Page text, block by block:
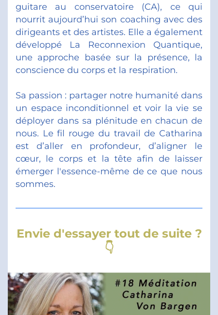
guitare au conservatoire (CA), ce qui
nourrit aujourd’hui son coaching avec des
dirigeants et des artistes. Elle a également
développé La Reconnexion Quantique,
une approche basée sur la présence, la
conscience du corps et la respiration.
Sa passion : partager notre humanité dans
un espace inconditionnel et voir la vie se
déployer dans sa plénitude en chacun de
nous. Le fil rouge du travail de Catharina
est d’aller en profondeur, d’aligner le
cœur, le corps et la tête afin de laisser
émerger l'essence-même de ce que nous
sommes.
Envie d'essayer tout de suite ?
👇